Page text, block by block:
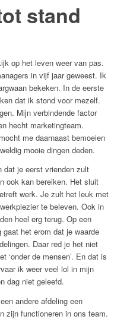
stand
op het leven weer van pas.
in vijf jaar geweest. Ik
bekeken. In de eerste
dat ik stond voor mezelf.
Mijn verbindende factor
hecht marketingteam.
me daarnaast bemoeien
mooie dingen deden.
dat je eerst vrienden zult
ook kan bereiken. Het sluit
werk. Je zult het leuk met
te beleven. Ook in
heel erg terug. Op een
het erom dat je waarde
Daar red je het niet
‘onder de mensen’. En dat is
ik weer veel lol in mijn
dag niet geleefd.
andere afdeling een
zijn functioneren in ons team.